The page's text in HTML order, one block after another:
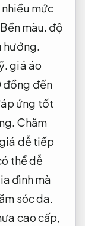
mức
Bền màu. độ
hướng.
giá áo
đồng đến
ứng tốt
Chăm
dễ tiếp
thể dễ
đình mà
sóc da.
cao cấp,